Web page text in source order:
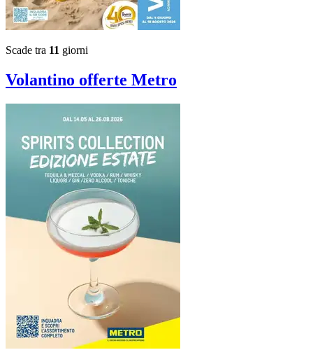
Scade tra 11 giorni
Volantino offerte Metro